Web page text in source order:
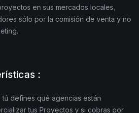
en sus mercados locales,
sólo por la comisión de venta y no
:
defines qué agencias están
tus Proyectos y si cobras por